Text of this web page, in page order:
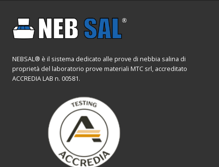
NEBSAL® è il sistema dedicato alle prove di nebbia salina di
proprietà del laboratorio prove materiali MTC srl, accreditato
ACCREDIA LAB n. 00581.